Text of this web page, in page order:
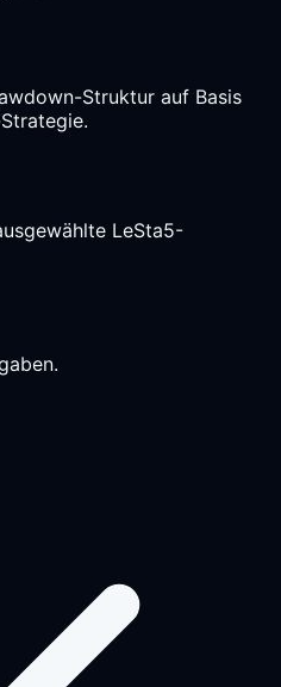
Struktur auf Basis
LeSta5-